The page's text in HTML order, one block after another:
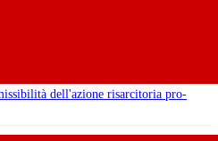
dell'azione risarcitoria pro-